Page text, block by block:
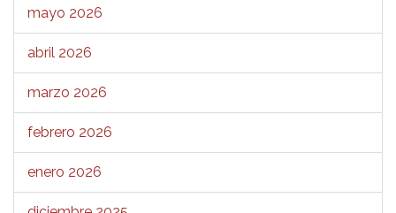
mayo 2026
abril 2026
marzo 2026
febrero 2026
enero 2026